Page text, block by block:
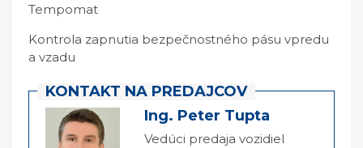
Tempomat
Kontrola zapnutia bezpečnostného pásu vpredu
a vzadu
KONTAKT NA PREDAJCOV
Ing. Peter Tupta
Vedúci predaja vozidiel